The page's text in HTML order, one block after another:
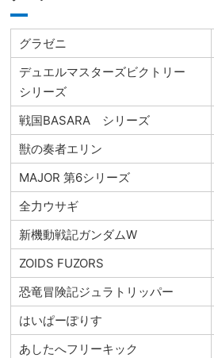
グラゼニ
デュエルマスターズビクトリー
シリーズ
戦国BASARA シリーズ
獣の奏者エリン
MAJOR 第6シリーズ
全力ウサギ
新機動戦記ガンダムW
ZOIDS FUZORS
恐竜冒険記ジュラトリッパー
はいぱーぽりす
あしたへフリーキック